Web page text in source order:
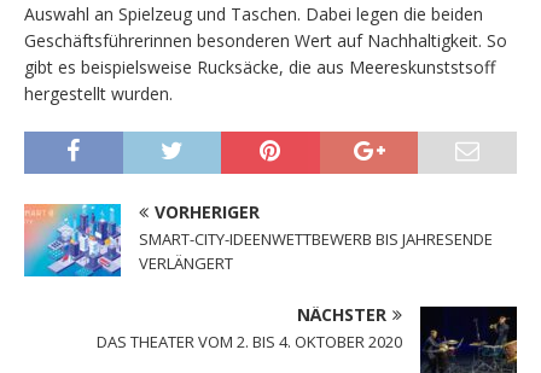
Auswahl an Spielzeug und Taschen. Dabei legen die beiden
Geschäftsführerinnen besonderen Wert auf Nachhaltigkeit. So
gibt es beispielsweise Rucksäcke, die aus Meereskunststsoff
hergestellt wurden.
VORHERIGER
SMART-CITY-IDEENWETTBEWERB BIS JAHRESENDE
VERLÄNGERT
NÄCHSTER
DAS THEATER VOM 2. BIS 4. OKTOBER 2020